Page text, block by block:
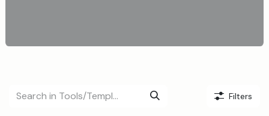
Filters